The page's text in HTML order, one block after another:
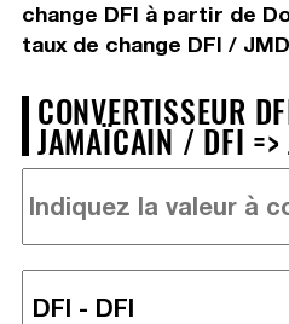
change DFI à partir de
taux de change DFI /
CONVERTISSEUR
JAMAÏCAIN / DFI =>